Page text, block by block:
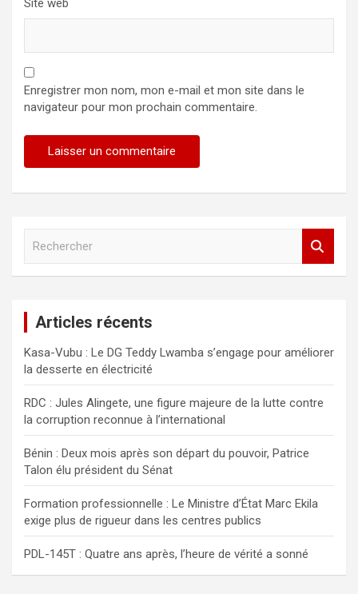
Site web
Enregistrer mon nom, mon e-mail et mon site dans le
navigateur pour mon prochain commentaire.
h
e
r
Articles récents
Kasa-Vubu : Le DG Teddy Lwamba s’engage pour améliorer
la desserte en électricité
RDC : Jules Alingete, une figure majeure de la lutte contre
la corruption reconnue à l’international
Bénin : Deux mois après son départ du pouvoir, Patrice
Talon élu président du Sénat
Formation professionnelle : Le Ministre d’État Marc Ekila
exige plus de rigueur dans les centres publics
PDL-145T : Quatre ans après, l’heure de vérité a sonné